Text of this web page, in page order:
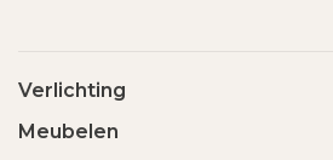
Verlichting
Meubelen